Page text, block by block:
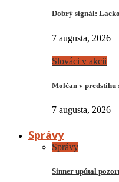
Dobrý signál:
7 augusta, 2026
Slováci v akcii
Molčan v
7 augusta, 2026
Správy
Správy
Sinner upútal